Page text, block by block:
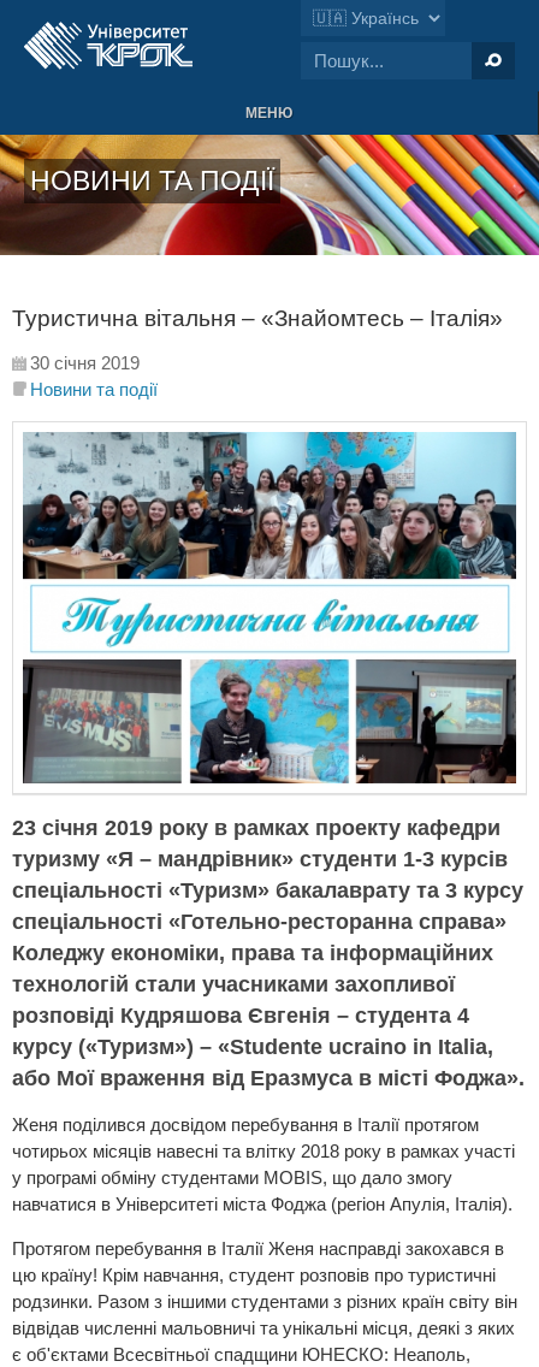
МЕНЮ
НОВИНИ ТА ПОДІЇ
Туристична вітальня – «Знайомтесь – Італія»
30 січня 2019
Новини та події
23 січня 2019 року в рамках проекту кафедри
туризму «Я – мандрівник» студенти 1-3 курсів
спеціальності «Туризм» бакалаврату та 3 курсу
спеціальності «Готельно-ресторанна справа»
Коледжу економіки, права та інформаційних
технологій стали учасниками захопливої
розповіді Кудряшова Євгенія – студента 4
курсу («Туризм») – «Studente ucraino in Italia,
або Мої враження від Еразмуса в місті Фоджа».
Женя поділився досвідом перебування в Італії протягом
чотирьох місяців навесні та влітку 2018 року в рамках участі
у програмі обміну студентами MOBIS, що дало змогу
навчатися в Університеті міста Фоджа (регіон Апулія, Італія).
Протягом перебування в Італії Женя насправді закохався в
цю країну! Крім навчання, студент розповів про туристичні
родзинки. Разом з іншими студентами з різних країн світу він
відвідав численні мальовничі та унікальні місця, деякі з яких
є об'єктами Всесвітньої спадщини ЮНЕСКО: Неаполь,